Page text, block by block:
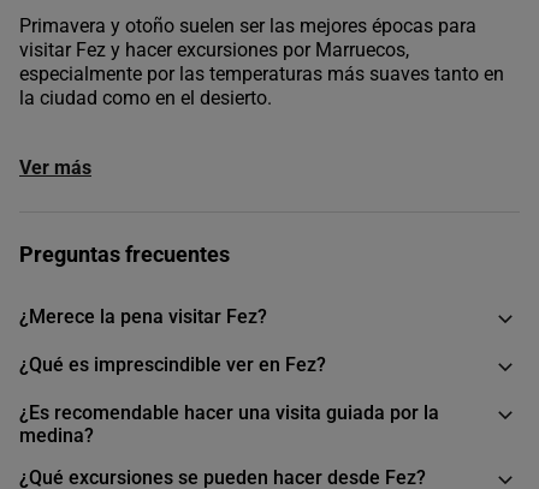
Primavera y otoño suelen ser las mejores épocas para
visitar Fez y hacer excursiones por Marruecos,
especialmente por las temperaturas más suaves tanto en
la ciudad como en el desierto.
Ver más
Preguntas frecuentes
¿Merece la pena visitar Fez?
¿Qué es imprescindible ver en Fez?
¿Es recomendable hacer una visita guiada por la
medina?
¿Qué excursiones se pueden hacer desde Fez?